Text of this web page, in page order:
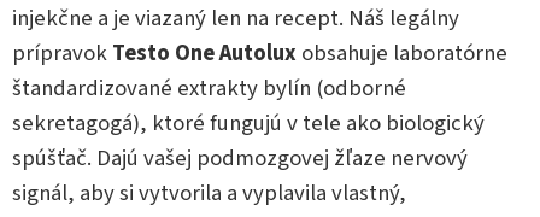
injekčne a je viazaný len na recept. Náš legálny
prípravokTesto One Autolux obsahuje laboratórne
štandardizované extrakty bylín (odborné
sekretagogá), ktoré fungujú v tele ako biologický
spúšťač. Dajú vašej podmozgovej žľaze nervový
signál, aby si vytvorila a vyplavila vlastný,